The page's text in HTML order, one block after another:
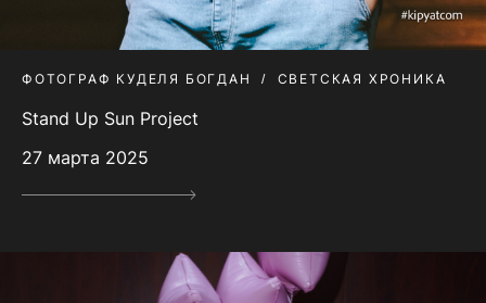
ФОТОГРАФ КУДЕЛЯ БОГДАН СВЕТСКАЯ ХРОНИКА
Stand Up Sun Project
27 марта 2025